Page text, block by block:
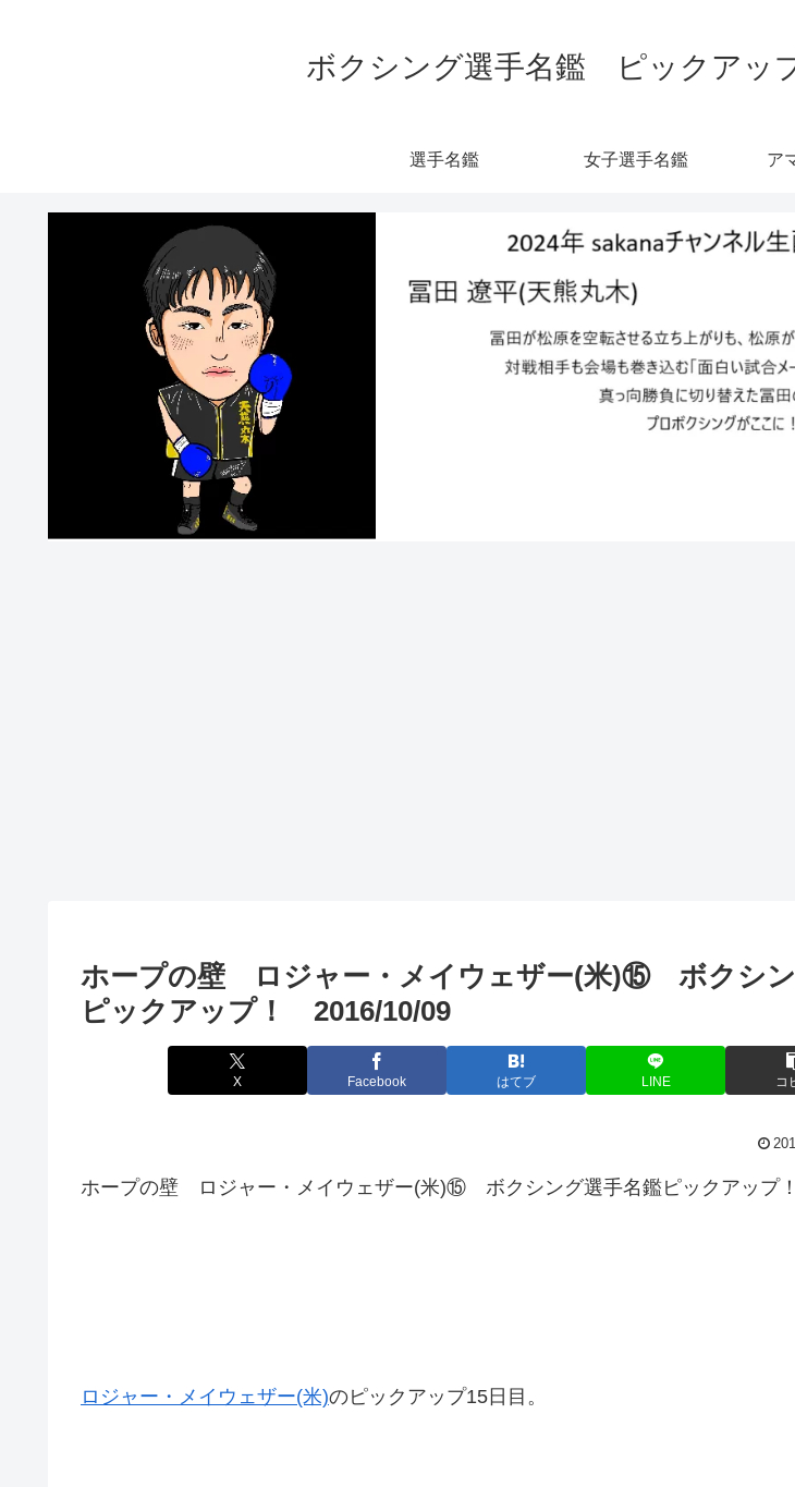
ボクシング選手名鑑 ピックアッ
選手名鑑 女子選手名鑑 ア
ホープの壁 ロジャー・メイウェザー(米)⑮ ボクシン
ピックアップ！ 2016/10/09
X Facebook はてブ LINE コ
ホープの壁 ロジャー・メイウェザー(米)⑮ ボクシング選手名鑑ピックアップ
ロジャー・メイウェザー(米)のピックアップ15日目。